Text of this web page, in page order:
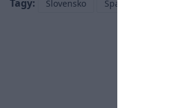
Tagy: Slovensko Spartak Trnava